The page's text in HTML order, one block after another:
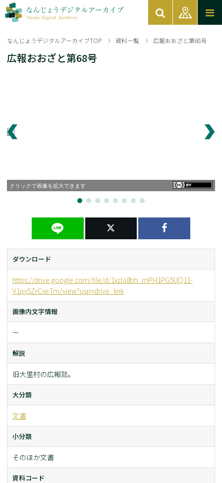
なんじょうデジタルアーカイブTOP 資料一覧 広報おおざと第68号
広報おおざと第68号
クリックで画像を拡大できます
ダウンロード
https://drive.google.com/file/d/1xzIa8bh_mPH1PG5UQ11-
V1py5ZrCxeTm/view?usp=drive_link
画像内文字情報
ー
解説
旧大里村の広報誌。
大分類
文書
小分類
そのほか文書
資料コード